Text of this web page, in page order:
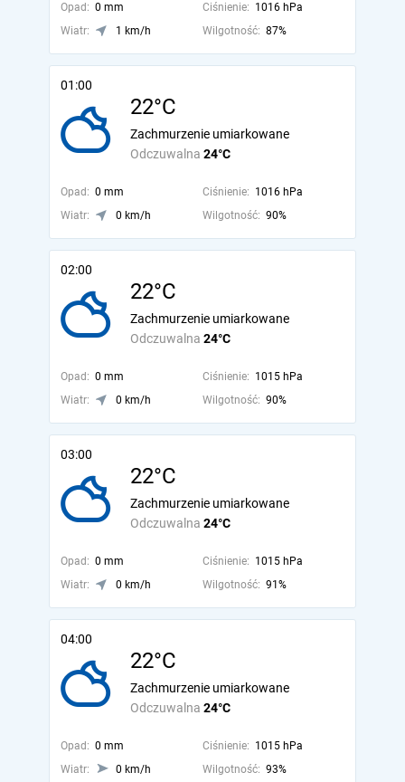
Opad: 0 mm Ciśnienie: 1016 hPa
Wiatr:
1 km/h Wilgotność: 87%
01:00
22°C
Odczuwalna 24°C
Zachmurzenie umiarkowane
Opad: 0 mm Ciśnienie: 1016 hPa
Wiatr:
0 km/h Wilgotność: 90%
02:00
22°C
Odczuwalna 24°C
Zachmurzenie umiarkowane
Opad: 0 mm Ciśnienie: 1015 hPa
Wiatr:
0 km/h Wilgotność: 90%
03:00
22°C
Odczuwalna 24°C
Zachmurzenie umiarkowane
Opad: 0 mm Ciśnienie: 1015 hPa
Wiatr:
0 km/h Wilgotność: 91%
04:00
22°C
Odczuwalna 24°C
Zachmurzenie umiarkowane
Opad: 0 mm Ciśnienie: 1015 hPa
Wiatr:
0 km/h Wilgotność: 93%